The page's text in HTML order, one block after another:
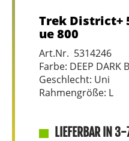
Trek District+
ue 800
Art.Nr. 5314246
Farbe: DEEP DARK
Geschlecht: Uni
Rahmengröße: L
LIEFERBAR IN 3-